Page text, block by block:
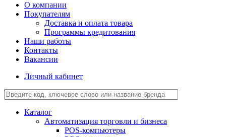
О компании
Покупателям
Доставка и оплата товара
Программы кредитования
Наши работы
Контакты
Вакансии
Личный кабинет
Каталог
Автоматизация торговли и бизнеса
POS-компьютеры